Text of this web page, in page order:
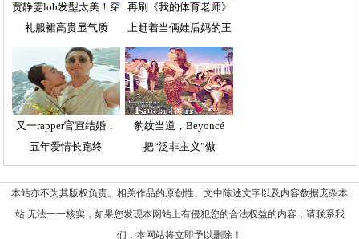
贾静雯lob发型太美！穿
礼服裙高贵显气质
再刷《我的体育老师》
上赶着当俩娃后妈的王
又一rapper官宣结婚，
五年爱情长跑终
豹纹当道，Beyoncé
把“泛非主义”做
本站亦不为其版权负责。相关作品的原创性、文中陈述文字以及内容数据庞杂本
站 无法一一核实，如果您发现本网站上有侵犯您的合法权益的内容，请联系我
们，本网站将立即予以删除！